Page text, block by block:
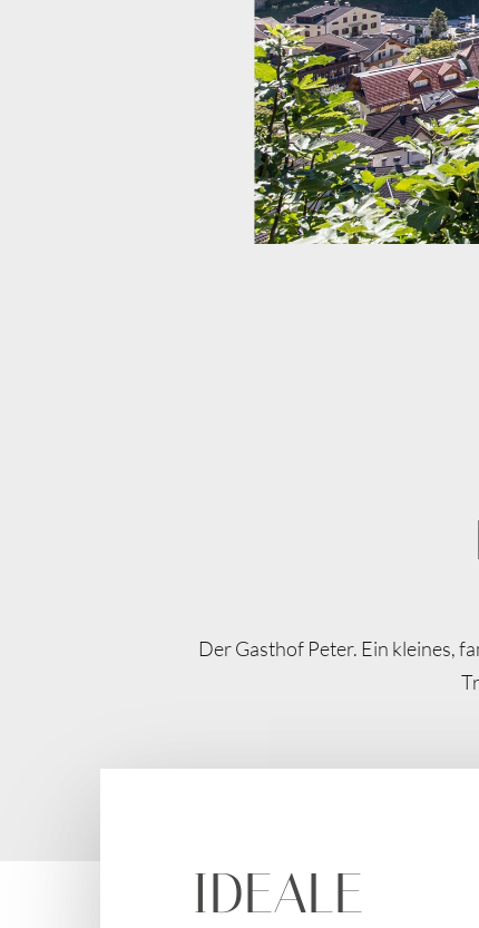
Der Gasthof Peter. Ein kleines,
IDEALE